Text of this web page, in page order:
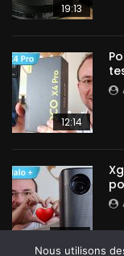
19:13
12:14
Nous utilisons